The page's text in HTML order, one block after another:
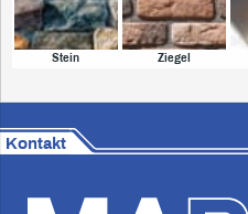
Stein Ziegel
Kontakt